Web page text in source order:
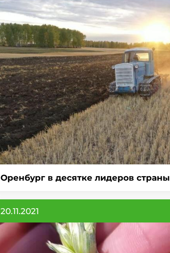
Оренбург в десятке лидеров страны
20.11.2021